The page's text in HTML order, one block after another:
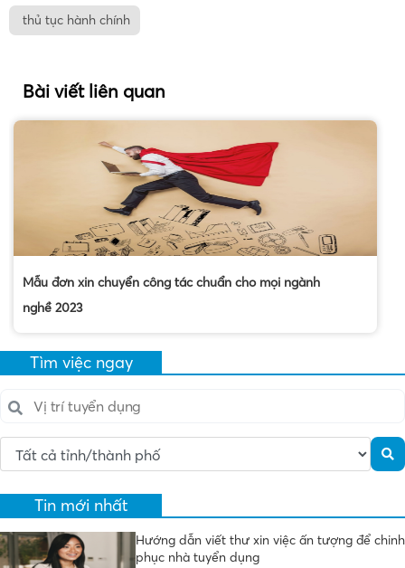
thủ tục hành chính
Bài viết liên quan
Mẫu đơn xin chuyển công tác chuẩn cho mọi ngành
nghề 2023
Tìm việc ngay
Tin mới nhất
Hướng dẫn viết thư xin việc ấn tượng để chinh
phục nhà tuyển dụng